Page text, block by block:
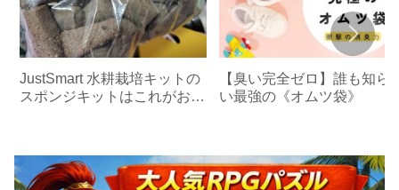
JustSmart 水耕栽培キットの
スポンジキットはこれがおす
【臭い完全ゼロ】誰も知ら
い最強の《オムツ袋》